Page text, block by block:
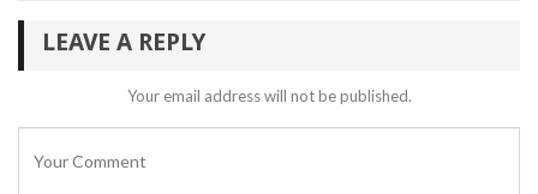
LEAVE A REPLY
Your email address will not be published.